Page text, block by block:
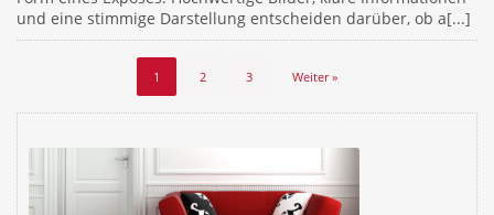
und eine stimmige Darstellung entscheiden darüber, ob a[...]
1 2 3 Weiter »